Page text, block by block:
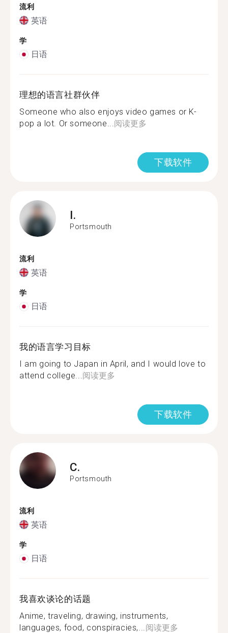
流利
英语
学
日语
理想的语言社群伙伴
Someone who also enjoys video games or K-
pop a lot. Or someone...阅读更多
下载软件
I.
Portsmouth
流利
英语
学
日语
我的语言学习目标
I am going to Japan in April, and I would love to
attend college...阅读更多
下载软件
C.
Portsmouth
流利
英语
学
日语
我喜欢谈论的话题
Anime, traveling, drawing, instruments,
languages, food, conspiracies,...阅读更多